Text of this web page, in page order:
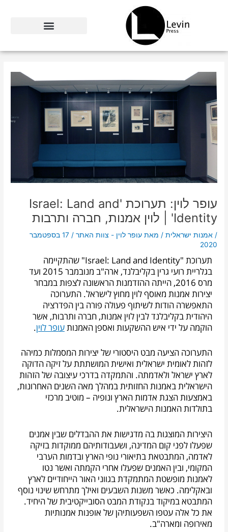
עופר לוין: תערוכת 'Israel: Land and
Identity' | לוין אמנות, חברה ותרבות
/אמנות ישראלית / מאתעופר לוין - צוות האתר/
17 בספטמבר
2020
תערוכת "Israel: Land and Identity" שהתקיימה
בגלריית רועי גרין בקליבלנד, ארה"ב מנובמבר 2015 ועד
מרס 2016, הייתה ההזדמנות הראשונה לצפות במבחר
יצירות אמנות מאוסף לוין מחוץ לישראל. התערוכה
התאפשרה הודות לשיתוף פעולה פורה בין הפדרציה
היהודית בקליבלנד לבין לוין אמנות, חברה ותרבות, אשר
הוקמה על ידי איש ההשקעות ואספן האמנותעופר לוין.
התערוכה הציעה מבט היסטורי של יצירות המסמלות כמיהה
לזהות לאומית ישראלית ואישית המושתתת על זיקה הדוקה
לארץ ישראל ולאדמתה. והתמקדה בדרכי עיצובה של הזהות
הישראלית באמנות החזותית במהלך מאה השנים האחרונות,
באמצעות הצגת אדמות הארץ ונופיה – מוטיב מרכזי
בתולדות האמנות הישראלית.
היצירות המוצגות בה מדגישות את ההבדלים שבין אמנים
שפעלו לפני קום המדינה, ושעבודותיהם ממוקדות בזיקה
לאדמה, המתבטאת בתיאורי נופי הארץ ובדמות הערבי
המקומי, ובין האמנים שפעלו אחרי הקמתה ואשר נטו
לאמנות מופשטת המתמקדת בגווני האור הייחודיים לארץ
ובאקלימה. כאשר משנות השבעים ואילך מתרחש שינוי נוסף
המתבטא במיקוד בנקודת המבט הסובייקטיבית של היחיד.
את כל אלה עטפו השפעותיהן של אופנות אמנותיות
מאירופה ומארה"ב.